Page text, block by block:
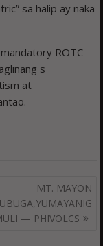
sa halip ay naka
ROTC
s
at
MT. MAYON
— PHIVOLCS